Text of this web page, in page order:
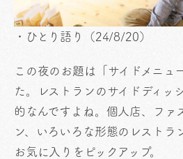
・ひとり語り（24/8/20）
この夜のお題は「サイドメニュ
た。レストランのサイドディッ
的なんですよね。個人店、ファ
ン、いろいろな形態のレストラ
お気に入りをピックアップ。